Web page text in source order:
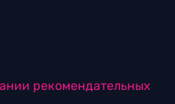
рекомендательных